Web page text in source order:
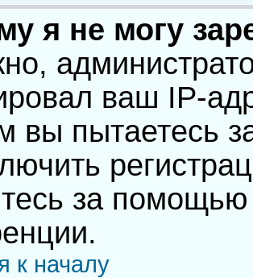
я не могу
ваш IP-
вы пытаетесь
за помощью
к началу